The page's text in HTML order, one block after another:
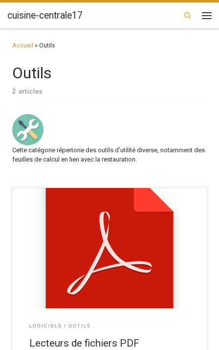
Passer au contenu
cuisine-centrale17
Search
Accueil » Outils
Outils
2 articles
Cette catégorie répertorie des outils d’utilité diverse, notamment des
feuilles de calcul en lien avec la restauration.
Comment installer un lecteur de documents PDF.
LOGICIELS OUTILS
Lecteurs de fichiers PDF